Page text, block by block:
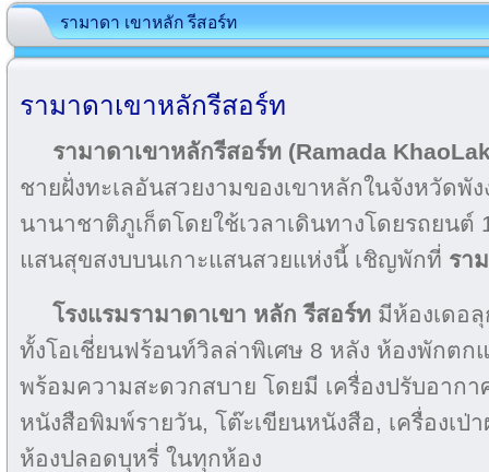
รามาดา เขาหลัก รีสอร์ท
รามาดาเขาหลักรีสอร์ท
รามาดาเขาหลักรีสอร์ท (Ramada
ชายฝั่งทะเลอันสวยงามของเขาหลักในจังหวัดพั
นานาชาติภูเก็ตโดยใช้เวลาเดินทางโดยรถยนต์
แสนสุขสงบบนเกาะแสนสวยแห่งนี้ เชิญพักที่ รา
โรงแรมรามาดาเขา หลัก รีสอร์ท มีห้องเดอ
ทั้งโอเชี่ยนฟร้อนท์วิลล่าพิเศษ 8 หลัง ห้องพักตก
พร้อมความสะดวกสบาย โดยมี เครื่องปรับอาก
หนังสือพิมพ์รายวัน, โต๊ะเขียนหนังสือ, เครื่องเป่
ห้องปลอดบุหรี่ ในทุกห้อง